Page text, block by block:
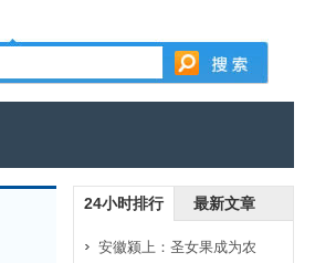
24小时排行 最新文章
安徽颍上：圣女果成为农